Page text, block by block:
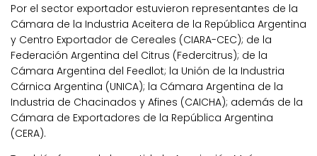
Por el sector exportador estuvieron representantes de la
Cámara de la Industria Aceitera de la República Argentina
y Centro Exportador de Cereales (CIARA-CEC); de la
Federación Argentina del Citrus (Federcitrus); de la
Cámara Argentina del Feedlot; la Unión de la Industria
Cárnica Argentina (UNICA); la Cámara Argentina de la
Industria de Chacinados y Afines (CAICHA); además de la
Cámara de Exportadores de la República Argentina
(CERA).